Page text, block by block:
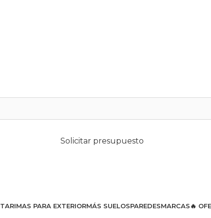
Solicitar presupuesto
TARIMAS PARA EXTERIORMÁS SUELOSPAREDESMARCAS🔥